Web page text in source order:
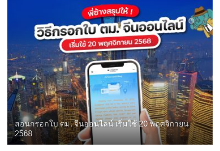
สอนกรอกใบ ตม. จีนออนไลน์ เริ่มใช้ 20 พฤศจิกายน
2568